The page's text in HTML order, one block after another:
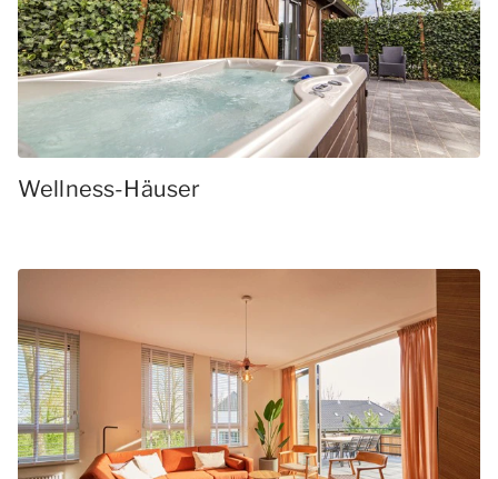
Wellness-Häuser